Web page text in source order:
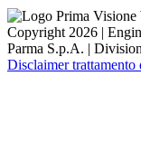
Copyright 2026 |
Parma S.p.A. |
Disclaimer trattamento